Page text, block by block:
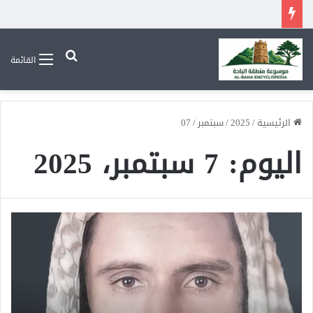
القائمةبحث عن
الرئيسية/
2025
/سبتمبر/
07
اليوم: 7 سبتمبر، 2025